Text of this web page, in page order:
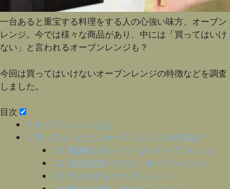
一台あると重宝する料理をする人の心強い味方、オーブン
レンジ。今では様々な商品があり、中には「買ってはいけ
ない」と言われるオーブンレンジも？
今回は買ってはいけないオーブンレンジの特徴などを調査
しました。
目次
1 オーブンレンジとは
2 買ってはいけないオーブンレンジの特徴は？
2.1 周波数の合っていないオーブンレンジ
2.2 温度設定ができないオーブンレンジ
2.3 大きすぎるオーブンレンジ